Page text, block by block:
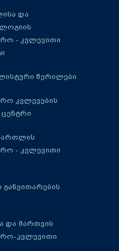
და
- კვლევითი
წერილები
კვლევების
- კვლევითი
და მართვის
კვლევითი